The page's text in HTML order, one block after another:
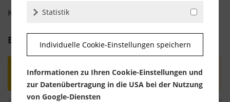
KUNDENBEWERTUNGEN FÜR
Bewertung schreiben
Statistik
Individuelle Cookie-Einstellungen speichern
Informationen zu Ihren Cookie-Einstellungen und
zur Datenübertragung in die USA bei der Nutzung
von Google-Diensten